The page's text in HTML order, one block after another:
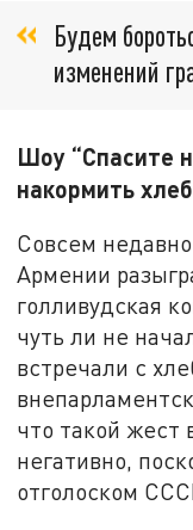
Будем
изменений
Шоу “Спасите
накормить
Совсем
Армении
голливудская
чуть ли не
встречали с
что такой
негативно,
отголоском